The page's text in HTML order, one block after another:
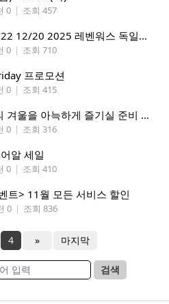
0 | 조회 457
[푸른투어] 단 두번뿐!!! 11/22 12/20 2025 레벤워스 독일마을 1+1스페셜 투어-단$200!
0 | 조회 710
프로모션
0 | 조회 415
[한국산 차콜온돌] 시애틀의 겨울을 아늑하게 즐기실 준비 되셨나요?
0 | 조회 316
알 세일
0 | 조회 410
트> 11월 모든 서비스 할인
0 | 조회 836
4 » 마지막
검색